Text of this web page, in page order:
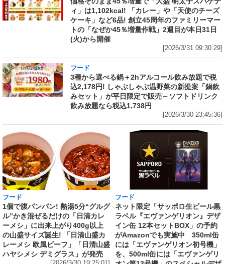
ィ」は1,102kcal! 「カレー」や「天使のチーズ
ケーキ」など6品! 創立45周年のファミリーマー
トの「なぜか45％増量作戦」2週目が本日31日
(火)から開催
[2026/3/31 09:30:29]
フード
3種から選べる鍋＋2hアルコール飲み放題で税
込2,178円! しゃぶしゃぶ温野菜の新提案「鍋飲
みセット」が平日限定で販売～ソフトドリンク
飲み放題なら税込1,738円
[2026/3/30 23:45:36]
フード
1個で腹パンパン! 熱湯5分“グルグ
ル”かき混ぜるだけの「日清カレ
ーメシ」に出来上がり400g以上
の山盛サイズ誕生! 「日清山盛カ
レーメシ 欧風ビーフ」「日清山盛
ハヤシメシ デミグラス」が発売
フード
ネット限定「サッポロ生ビール黒
ラベル『エヴァンゲリオン』デザ
イン缶 12本セットBOX」の予約
がAmazonでも実施中 350ml缶
には「エヴァンゲリオン初号機」
を、500ml缶には「エヴァンゲリ